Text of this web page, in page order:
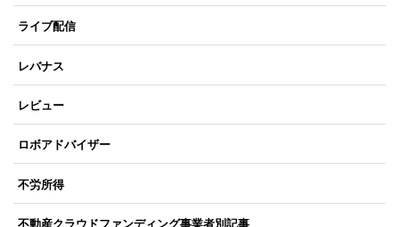
ライブ配信
レバナス
レビュー
ロボアドバイザー
不労所得
不動産クラウドファンディング事業者別記事